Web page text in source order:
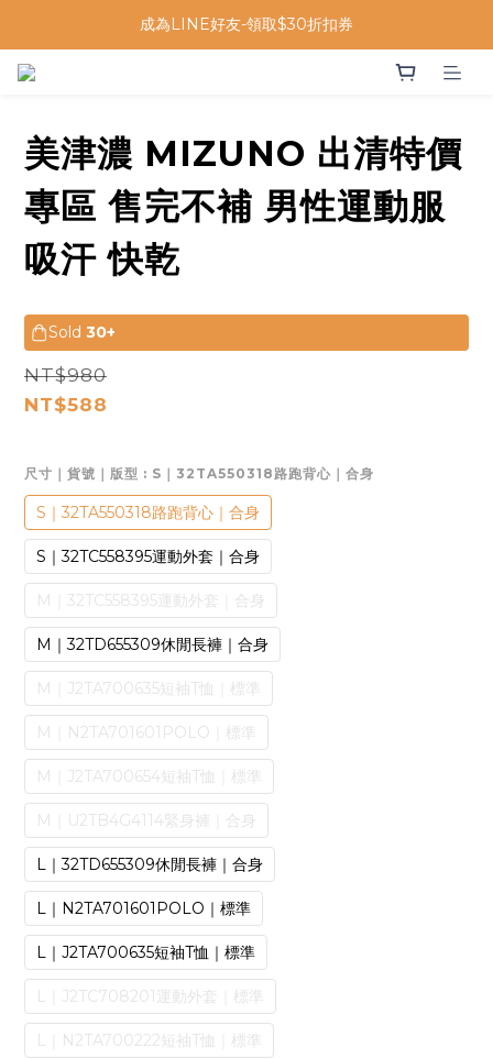
成為LINE好友-領取$30折扣券
美津濃 MIZUNO 出清特價
專區 售完不補 男性運動服
吸汗 快乾
Sold 30+
NT$980
NT$588
尺寸｜貨號｜版型 : S｜32TA550318路跑背心｜合身
S｜32TA550318路跑背心｜合身
S｜32TC558395運動外套｜合身
M｜32TC558395運動外套｜合身
M｜32TD655309休閒長褲｜合身
M｜J2TA700635短袖T恤｜標準
M｜N2TA701601POLO｜標準
M｜J2TA700654短袖T恤｜標準
M｜U2TB4G4114緊身褲｜合身
L｜32TD655309休閒長褲｜合身
L｜N2TA701601POLO｜標準
L｜J2TA700635短袖T恤｜標準
L｜J2TC708201運動外套｜標準
L｜N2TA700222短袖T恤｜標準